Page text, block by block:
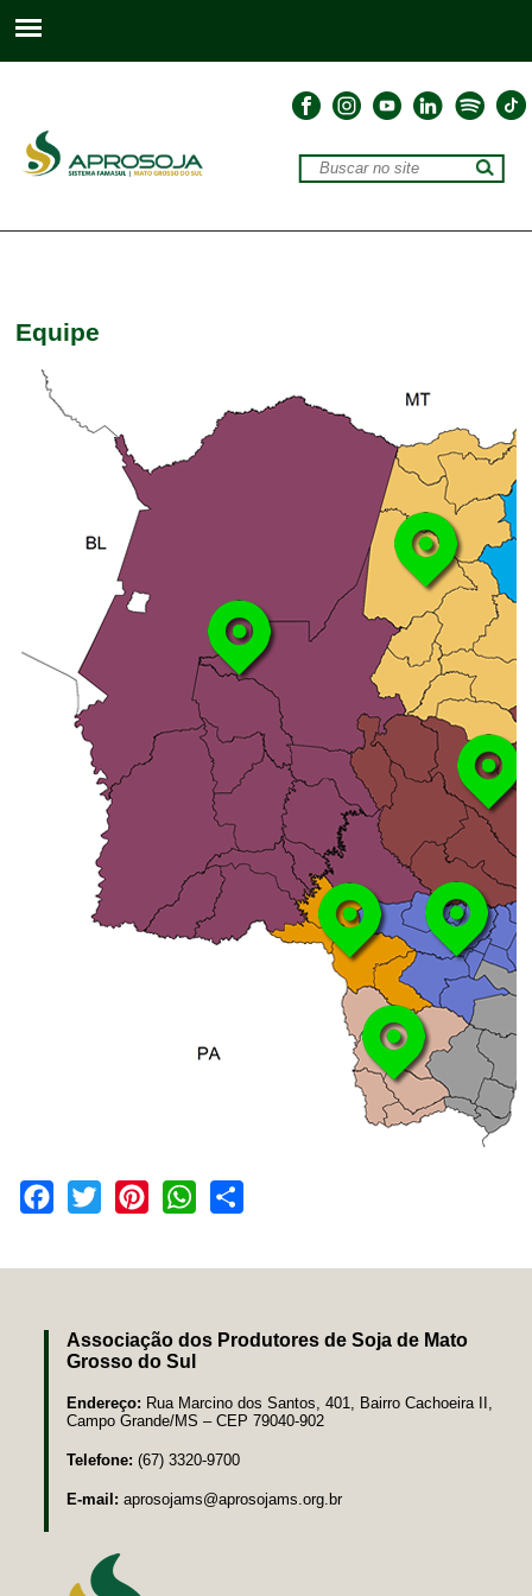
Equipe
Facebook
Twitter PinterestWhatsApp
Associação dos Produtores de Soja de Mato
Grosso do Sul
Endereço: Rua Marcino dos Santos, 401, Bairro Cachoeira II,
Campo Grande/MS – CEP 79040-902
Telefone: (67) 3320-9700
E-mail: aprosojams@aprosojams.org.br